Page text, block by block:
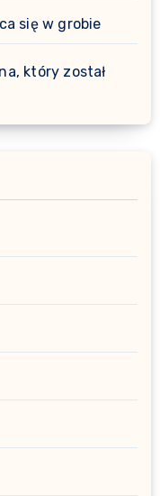
się w grobie
który został